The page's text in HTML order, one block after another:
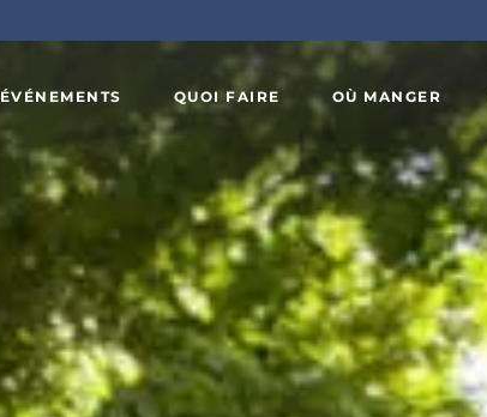
ÉVÉNEMENTS QUOI FAIRE OÙ MANGER
Art,
culture et
patrimoine
Agrotourisme